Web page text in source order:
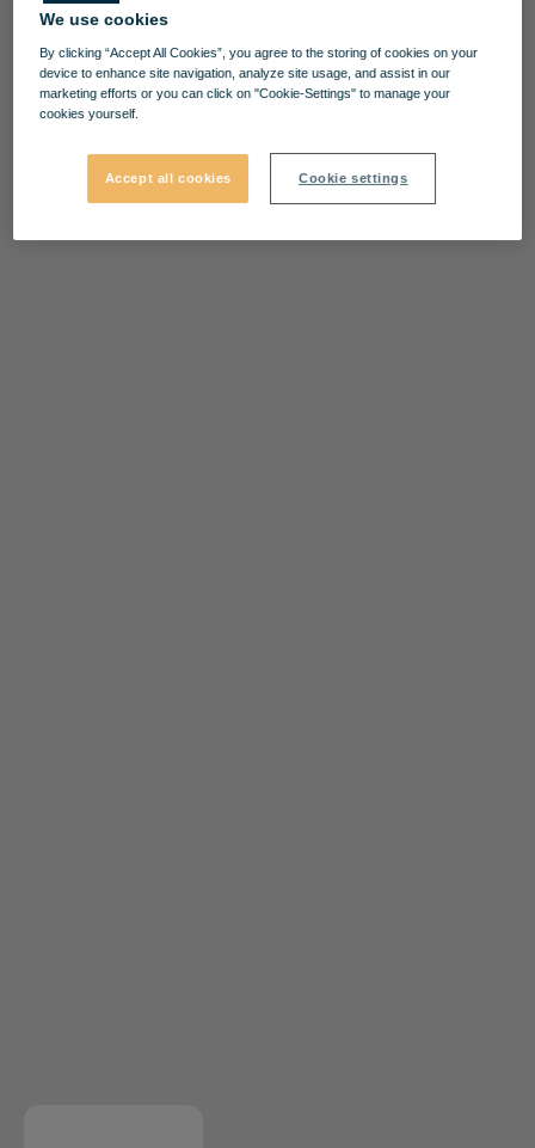
We use cookies
By clicking “Accept All Cookies”, you agree to the storing of cookies on your
device to enhance site navigation, analyze site usage, and assist in our
marketing efforts or you can click on "Cookie-Settings" to manage your
cookies yourself.
Accept all cookies Cookie settings